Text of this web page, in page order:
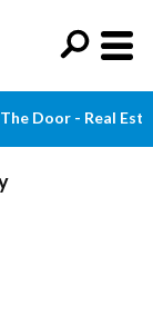
Door - Real